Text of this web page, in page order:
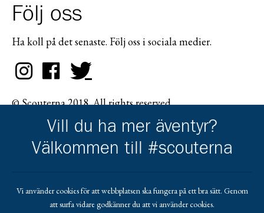
Följ oss
Ha koll på det senaste. Följ oss i sociala medier.
© Scouterna 2018. All rights reserved.
Vill du ha mer äventyr?
Välkommen till #scouterna
Vi använder cookies för att webbplatsen ska fungera på ett bra sätt. Genom
att surfa vidare godkänner du att vi använder cookies.